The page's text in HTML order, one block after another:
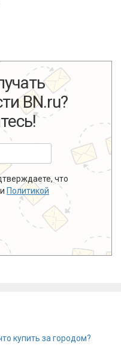
BN.ru?
что
и Политикой
купить за городом?